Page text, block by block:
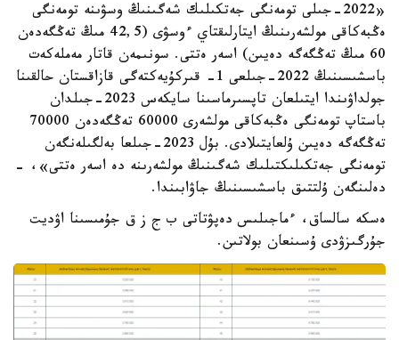
«2022-جىلى تومەنگى جەتكىلىك شەگىنىڭ وسۋىنە تومەنگى
ەڭبەكاقى مولشەرىنىڭ ايتارلىقتاي ءوسۋى (42,5 مىڭ تەڭگەدەن
60 مىڭ تەڭگەگە دەيىن) اسەر ەتتى. سونىمەن قاتار مەملەكەت
باسشىسىنىڭ 2022-جىلعى 1- قىركۇيەكتەگى قازاقستان حالقىنا
جولداۋىندا ايتىلعان تاپسىرماسىنا سايكەس 2023-جىلدان
باستاپ تومەنگى ەڭبەكاقى مولشەرى 60000 تەڭگەدەن 70000
تەڭگەگە دەيىن ۇلعايتىلادى. بۇل 2023-جىلعا بەلگىلەنگەن
تومەنگى جەتكىلىكتىلىك شەگىنىڭ مولشەرىنە دە اسەر ەتتى»، -
دەلىنگەن ۇلتتىق باسشىسىنىڭ جاۋابىندا.
ەسكە سالساق، ءماجىلىس دەپۋتاتى ب ج ز ق جۇمىسىنا اۋديت
جۇرگىزۋدى ۇسىنعان بولاتىن.